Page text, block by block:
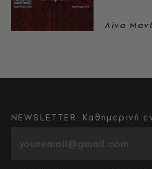
Λίνα
NEWSLETTER: